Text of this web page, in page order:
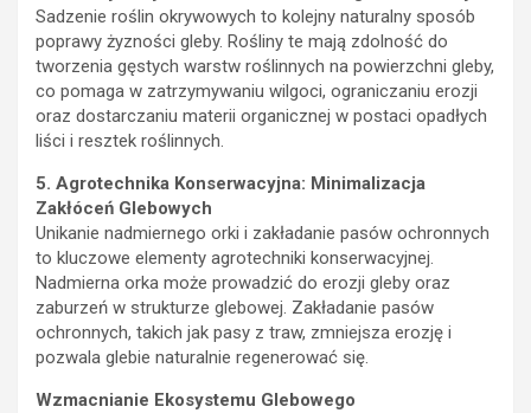
Sadzenie roślin okrywowych to kolejny naturalny sposób
poprawy żyzności gleby. Rośliny te mają zdolność do
tworzenia gęstych warstw roślinnych na powierzchni gleby,
co pomaga w zatrzymywaniu wilgoci, ograniczaniu erozji
oraz dostarczaniu materii organicznej w postaci opadłych
liści i resztek roślinnych.
5. Agrotechnika Konserwacyjna: Minimalizacja
Zakłóceń Glebowych
Unikanie nadmiernego orki i zakładanie pasów ochronnych
to kluczowe elementy agrotechniki konserwacyjnej.
Nadmierna orka może prowadzić do erozji gleby oraz
zaburzeń w strukturze glebowej. Zakładanie pasów
ochronnych, takich jak pasy z traw, zmniejsza erozję i
pozwala glebie naturalnie regenerować się.
Wzmacnianie Ekosystemu Glebowego